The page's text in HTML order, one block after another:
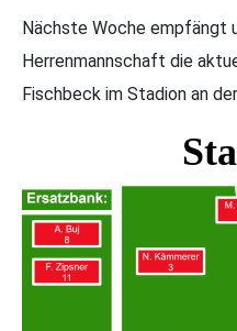
Nächste Woche empfängt
Herrenmannschaft die
Fischbeck im Stadion an